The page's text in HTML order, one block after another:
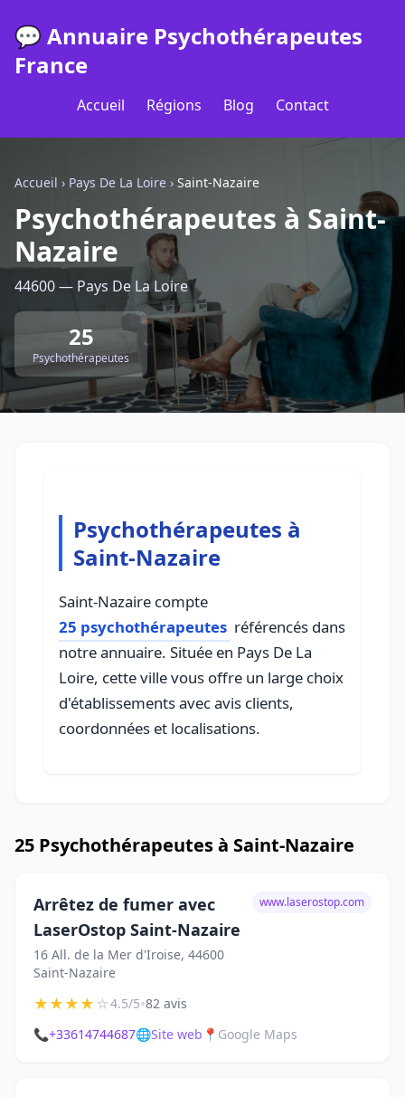
💬 Annuaire Psychothérapeutes
France
Accueil Régions Blog Contact
Accueil › Pays De La Loire › Saint-Nazaire
Psychothérapeutes à Saint-
Nazaire
44600 — Pays De La Loire
25
Psychothérapeutes
Psychothérapeutes à
Saint-Nazaire
Saint-Nazaire compte
25 psychothérapeutes référencés dans
notre annuaire. Située en Pays De La
Loire, cette ville vous offre un large choix
d'établissements avec avis clients,
coordonnées et localisations.
25 Psychothérapeutes à Saint-Nazaire
Arrêtez de fumer avec
LaserOstop Saint-Nazaire
16 All. de la Mer d'Iroise, 44600
Saint-Nazaire
www.laserostop.com
★★★★☆4.5/5•82 avis
📞+33614744687🌐Site web 📍 Google Maps